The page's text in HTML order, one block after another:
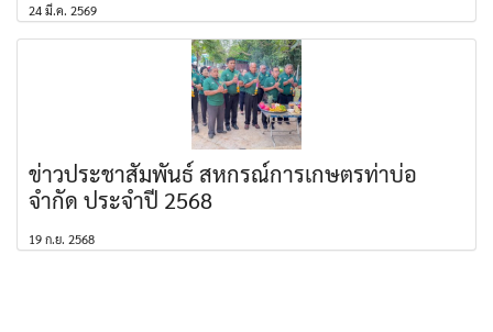
24 มี.ค. 2569
ข่าวประชาสัมพันธ์ สหกรณ์การเกษตรท่าบ่อ
จำกัด ประจำปี 2568
19 ก.ย. 2568